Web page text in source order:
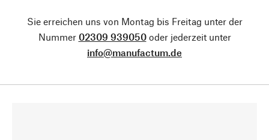
Sie erreichen uns von Montag bis Freitag unter der
Nummer 02309 939050oder jederzeit unter
info@manufactum.de